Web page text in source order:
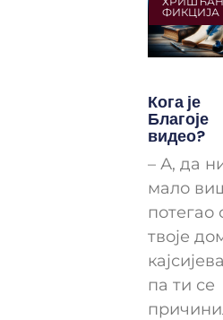
ФИКЦИЈА
Кога је
Благоје
видео?
– А, да
мало
потегао
твоје
па ти се